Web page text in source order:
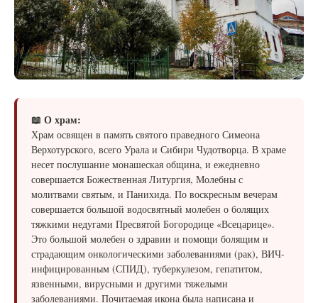
📖 О храм:
Храм освящен в память святого праведного Симеона
Верхотурского, всего Урала и Сибири Чудотворца. В храме
несет послушание монашеская община, и ежедневно
совершается Божественная Литургия, Молебны с
молитвами святым, и Панихида. По воскресным вечерам
совершается большой водосвятный молебен о болящих
тяжкими недугами Пресвятой Богородице «Всецарице».
Это большой молебен о здравии и помощи болящим и
страдающим онкологическими заболеваниями (рак), ВИЧ-
инфицированным (СПИД), туберкулезом, гепатитом,
язвенными, вирусными и другими тяжелыми
заболеваниями. Почитаемая икона была написана и